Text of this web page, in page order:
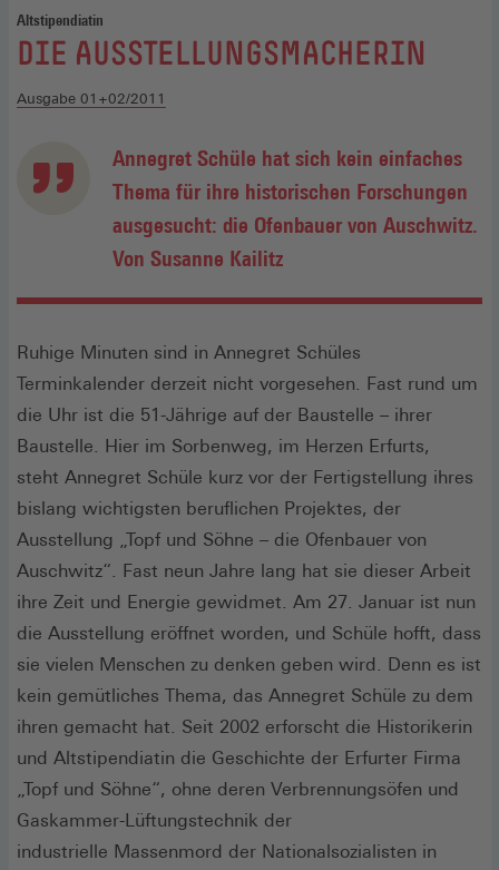
Altstipendiatin
:
DIE AUSSTELLUNGSMACHERIN
Ausgabe 01+02/2011
Annegret Schüle hat sich kein einfaches
Thema für ihre historischen Forschungen
ausgesucht: die Ofenbauer von Auschwitz.
Von Susanne Kailitz
Ruhige Minuten sind in Annegret Schüles
Terminkalender derzeit nicht vorgesehen. Fast rund um
die Uhr ist die 51-Jährige auf der Baustelle – ihrer
Baustelle. Hier im Sorbenweg, im Herzen Erfurts,
steht Annegret Schüle kurz vor der Fertigstellung ihres
bislang wichtigsten beruflichen Projektes, der
Ausstellung „Topf und Söhne – die Ofenbauer von
Auschwitz“. Fast neun Jahre lang hat sie dieser Arbeit
ihre Zeit und Energie gewidmet. Am 27. Januar ist nun
die Ausstellung eröffnet worden, und Schüle hofft, dass
sie vielen Menschen zu denken geben wird. Denn es ist
kein gemütliches Thema, das Annegret Schüle zu dem
ihren gemacht hat. Seit 2002 erforscht die Historikerin
und Altstipendiatin die Geschichte der Erfurter Firma
„Topf und Söhne“, ohne deren Verbrennungsöfen und
Gaskammer-Lüftungstechnik der
industrielle Massenmord der Nationalsozialisten in